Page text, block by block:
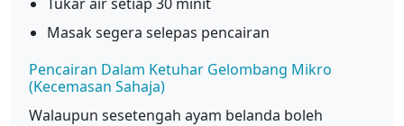
Masak segera selepas pencairan
Pencairan Dalam Ketuhar Gelombang Mikro
(Kecemasan Sahaja)
Walaupun sesetengah ayam belanda boleh